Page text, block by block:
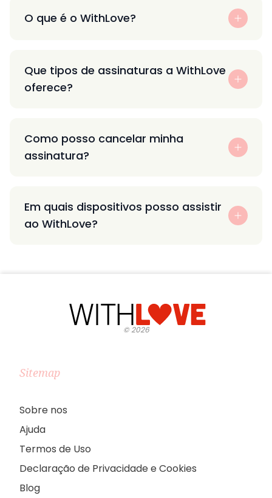
O que é o WithLove?
Que tipos de assinaturas a WithLove
oferece?
Como posso cancelar minha
assinatura?
Em quais dispositivos posso assistir
ao WithLove?
©2026
Sitemap
Sobre nos
Ajuda
Termos de Uso
Declaração de Privacidade e Cookies
Blog